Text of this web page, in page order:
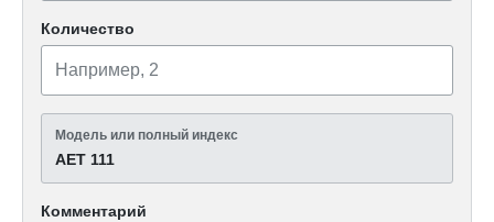
Количество
Модель или полный индекс
АЕТ 111
Комментарий